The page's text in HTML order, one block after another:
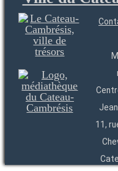
11,